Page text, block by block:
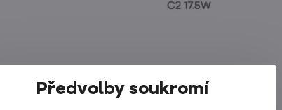
Předvolby soukromí